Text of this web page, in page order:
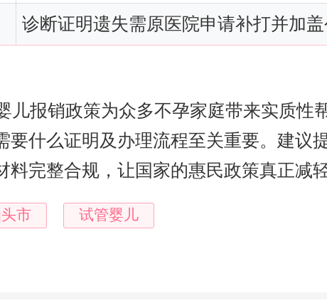
诊断证明遗失需原医院申请补打并加
儿报销政策为众多不孕家庭带来实质性
要什么证明及办理流程至关重要。建议
料完整合规，让国家的惠民政策真正减
市 试管婴儿